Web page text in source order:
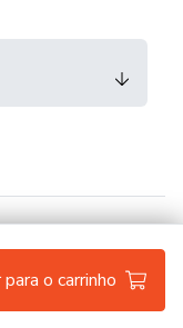
para o carrinho
reservados.